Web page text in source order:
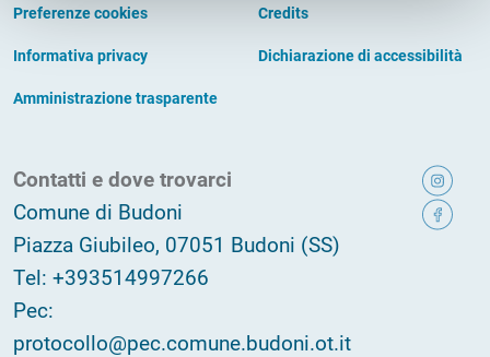
Preferenze cookies
Informativa privacy
Amministrazione trasparente
Credits
Dichiarazione di accessibilità
Contatti e dove trovarci
Comune di Budoni
Piazza Giubileo, 07051 Budoni (SS)
Tel: +393514997266
Pec:
protocollo@pec.comune.budoni.ot.it